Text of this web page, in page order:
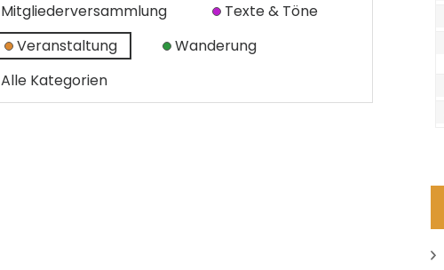
Mitgliederversammlung
Texte & Töne
Veranstaltung
Wanderung
Alle Kategorien